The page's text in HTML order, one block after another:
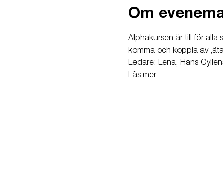
Om
Alphakursen är till för alla
komma och koppla av
Ledare: Lena, Hans
Läs mer